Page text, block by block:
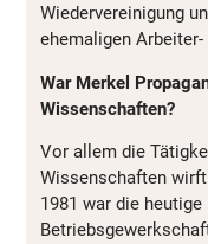
Wiedervereinigung
ehemaligen Arbeiter-
War Merkel
Wissenschaften?
Vor allem die
Wissenschaften
1981 war die